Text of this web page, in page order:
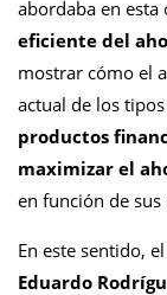
abordaba en esta
eficiente del
mostrar cómo el
actual de los
productos
maximizar el
en función de
En este sentido,
Eduardo